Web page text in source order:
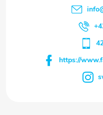
info
https://